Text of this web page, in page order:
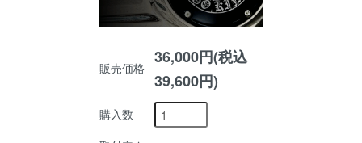
販売価格
36,000円(税込
39,600円)
購入数